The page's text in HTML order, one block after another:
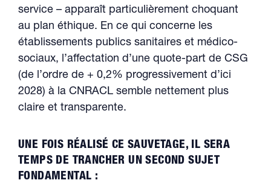
service – apparaît particulièrement choquant
au plan éthique. En ce qui concerne les
établissements publics sanitaires et médico-
sociaux, l’affectation d’une quote-part de CSG
(de l’ordre de + 0,2% progressivement d’ici
2028) à la CNRACL semble nettement plus
claire et transparente.
UNE FOIS RÉALISÉ CE SAUVETAGE, IL SERA
TEMPS DE TRANCHER UN SECOND SUJET
FONDAMENTAL :